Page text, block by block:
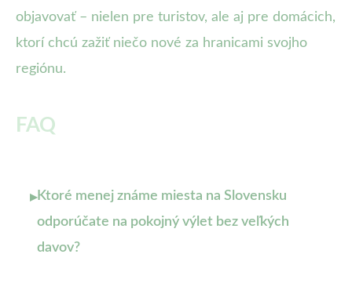
objavovať – nielen pre turistov, ale aj pre domácich,
ktorí chcú zažiť niečo nové za hranicami svojho
regiónu.
FAQ
▸Ktoré menej známe miesta na Slovensku
odporúčate na pokojný výlet bez veľkých
davov?